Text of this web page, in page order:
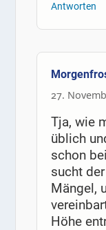
Antworten
27.
Tja, wie
üblich
schon
sucht
Mängel,
Höhe